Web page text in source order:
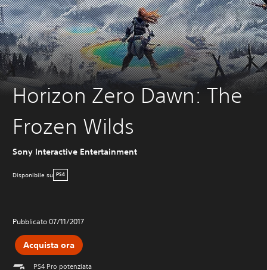
Horizon Zero Dawn: The
Frozen Wilds
Sony Interactive Entertainment
Disponibile su PS4
Pubblicato 07/11/2017
Acquista ora
PS4 Pro potenziata